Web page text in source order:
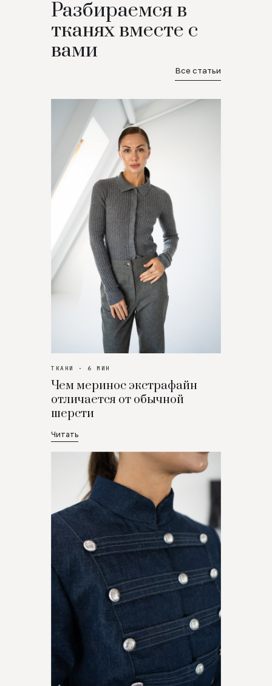
Разбираемся в
тканях вместе с
вами
Все статьи
ТКАНИ · 6 МИН
Чем меринос экстрафайн
отличается от обычной
шерсти
Читать